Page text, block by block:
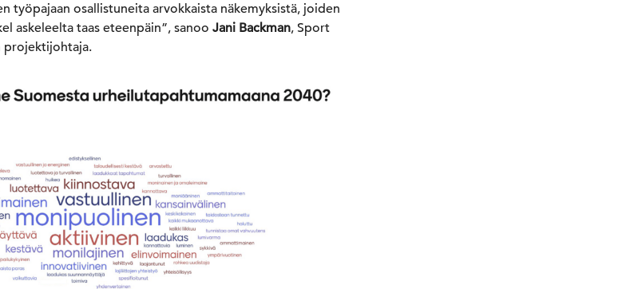
työpajaan osallistuneita arvokkaista näkemyksistä, joiden
askeleelta taas eteenpäin”, sanoo Jani Backman, Sport
projektijohtaja.